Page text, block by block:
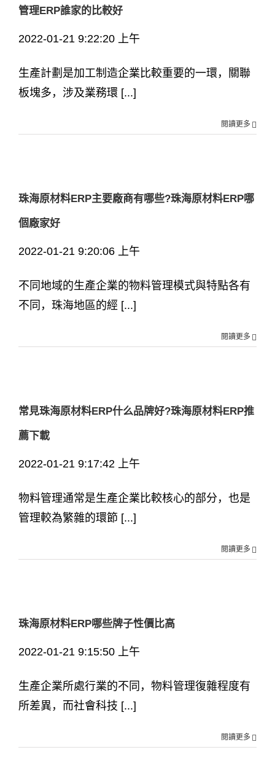
管理ERP誰家的比較好
2022-01-21 9:22:20 上午
生產計劃是加工制造企業比較重要的一環，關聯
板塊多，涉及業務環 [...]
閱讀更多
珠海原材料ERP主要廠商有哪些?珠海原材料ERP哪
個廠家好
2022-01-21 9:20:06 上午
不同地域的生產企業的物料管理模式與特點各有
不同，珠海地區的經 [...]
閱讀更多
常見珠海原材料ERP什么品牌好?珠海原材料ERP推
薦下載
2022-01-21 9:17:42 上午
物料管理通常是生產企業比較核心的部分，也是
管理較為繁雜的環節 [...]
閱讀更多
珠海原材料ERP哪些牌子性價比高
2022-01-21 9:15:50 上午
生產企業所處行業的不同，物料管理復雜程度有
所差異，而社會科技 [...]
閱讀更多